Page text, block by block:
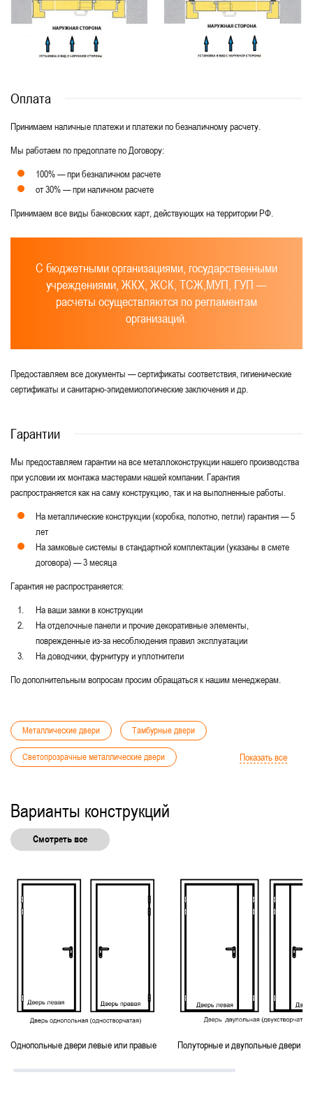
Оплата
Принимаем наличные платежи и платежи по безналичному расчету.
Мы работаем по предоплате по Договору:
100% — при безналичном расчете
от 30% — при наличном расчете
Принимаем все виды банковских карт, действующих на территории РФ.
С бюджетными организациями, государственными
учреждениями, ЖКХ, ЖСК, ТСЖ,МУП, ГУП —
расчеты осуществляются по регламентам
организаций.
Предоставляем все документы — сертификаты соответствия, гигиенические
сертификаты и санитарно-эпидемиологические заключения и др.
Гарантии
Мы предоставляем гарантии на все металлоконструкции нашего производства
при условии их монтажа мастерами нашей компании. Гарантия
распространяется как на саму конструкцию, так и на выполненные работы.
На металлические конструкции (коробка, полотно, петли) гарантия — 5
лет
На замковые системы в стандартной комплектации (указаны в смете
договора) — 3 месяца
Гарантия не распространяется:
На ваши замки в конструкции
На отделочные панели и прочие декоративные элементы,
поврежденные из-за несоблюдения правил эксплуатации
На доводчики, фурнитуру и уплотнители
По дополнительным вопросам просим обращаться к нашим менеджерам.
Металлические двери Тамбурные двери
Светопрозрачные металлические двери
Двупольные технические
Остекленные технические
Показать все
Варианты конструкций
Смотреть все
Однопольные двери левые или правые Полуторные и двупольные двери